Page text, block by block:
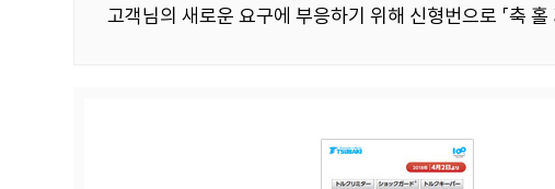
고객님의 새로운 요구에 부응하기 위해 신형번으로 「축